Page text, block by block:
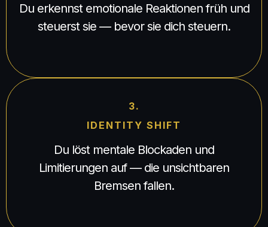
Du erkennst emotionale Reaktionen früh und
steuerst sie — bevor sie dich steuern.
3.
IDENTITY SHIFT
Du löst mentale Blockaden und
Limitierungen auf — die unsichtbaren
Bremsen fallen.